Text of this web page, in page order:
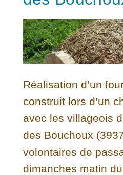
Réalisation d’un
construit lors d’un
avec les villageois
des Bouchoux
volontaires de
dimanches matin